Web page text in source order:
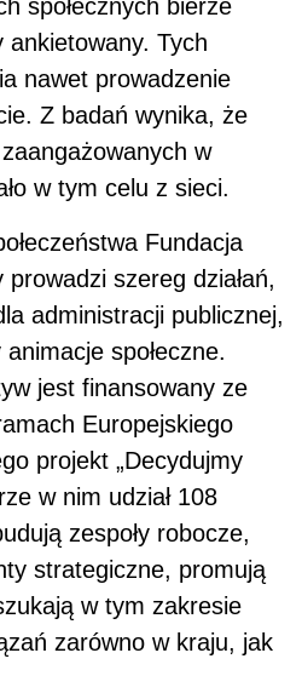
społecznych bierze
ankietowany. Tych
nawet prowadzenie
Z badań wynika, że
w
w tym celu z sieci.
Fundacja
prowadzi szereg działań,
administracji publicznej,
społeczne.
jest finansowany ze
Europejskiego
projekt „Decydujmy
w nim udział 108
zespoły robocze,
strategiczne, promują
w tym zakresie
zarówno w kraju, jak